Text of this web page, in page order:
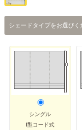
シェードタイプをお選びく
シングル
I型コード式